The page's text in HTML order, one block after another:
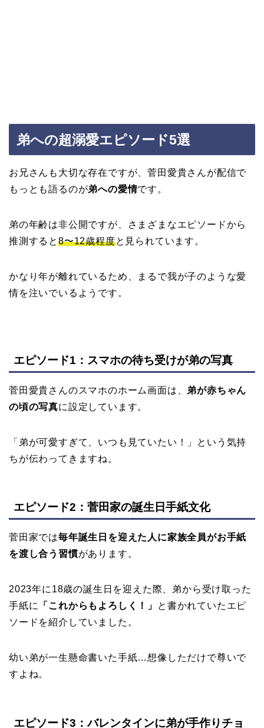
弟への超溺愛エピソード5選
お兄さんも大切な存在ですが、菅田愛貴さんが配信で
もっとも語るのが弟への愛情です。
弟の年齢は非公開ですが、さまざまなエピソードから
推測すると 8〜12歳程度と見られています。
かなり年が離れているため、まるで我が子のような愛
情を注いでいるようです。
エピソード1：スマホの待ち受けが弟の写真
菅田愛貴さんのスマホのホーム画面は、 弟が赤ちゃん
の頃の写真に設定しています。
「弟が可愛すぎて、いつも見ていたい！」という気持
ちが伝わってきますね。
エピソード2：菅田家の誕生日手紙文化
菅田家では毎年誕生日を迎えた人に家族全員がお手紙
を渡し合う習慣があります。
2023年に18歳の誕生日を迎えた際、弟から受け取った
手紙に
「これからもよろしく！」
と書かれていたエピ
ソードを紹介していました。
幼い弟が一生懸命書いた手紙…想像しただけで尊いで
すよね。
エピソード3：バレンタインに弟が手作りチョ